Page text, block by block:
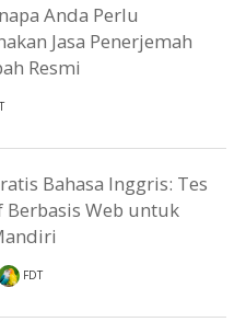
Anda Perlu
Jasa Penerjemah
Resmi
Bahasa Inggris: Tes
Web untuk
FDT